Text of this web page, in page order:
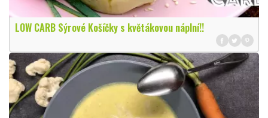
LOW CARB Sýrové Košíčky s květákovou náplní!!